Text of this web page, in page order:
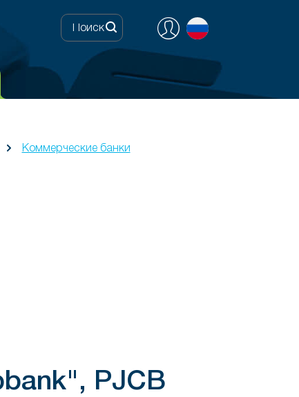
Коммерческие банки
PJCB